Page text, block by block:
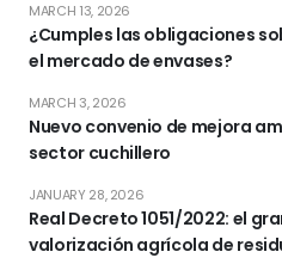
¿Cumples las obligaciones
el mercado de envases?
MARCH 13, 2026
Nuevo convenio de mejora
sector cuchillero
MARCH 3, 2026
Real Decreto 1051/2022: el
valorización agrícola de
JANUARY 28, 2026